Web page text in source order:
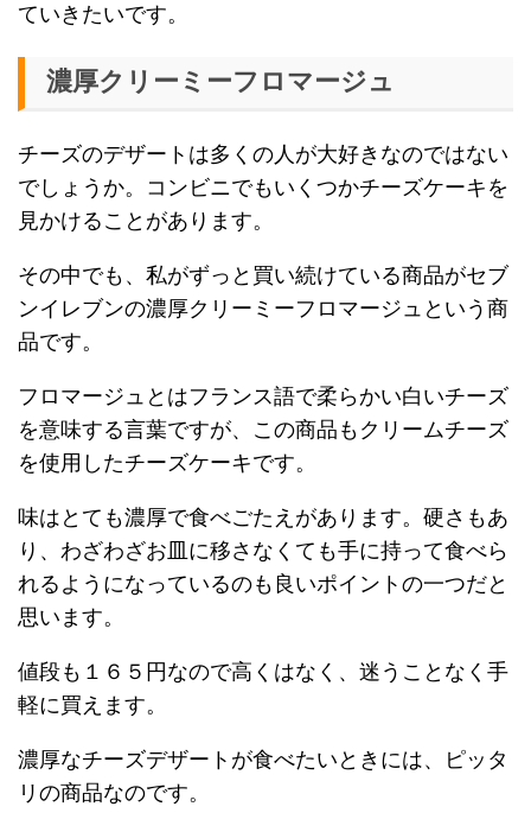
ていきたいです。
濃厚クリーミーフロマージュ
チーズのデザートは多くの人が大好きなのではない
でしょうか。コンビニでもいくつかチーズケーキを
見かけることがあります。
その中でも、私がずっと買い続けている商品がセブ
ンイレブンの濃厚クリーミーフロマージュという商
品です。
フロマージュとはフランス語で柔らかい白いチーズ
を意味する言葉ですが、この商品もクリームチーズ
を使用したチーズケーキです。
味はとても濃厚で食べごたえがあります。硬さもあ
り、わざわざお皿に移さなくても手に持って食べら
れるようになっているのも良いポイントの一つだと
思います。
値段も１６５円なので高くはなく、迷うことなく手
軽に買えます。
濃厚なチーズデザートが食べたいときには、ピッタ
リの商品なのです。